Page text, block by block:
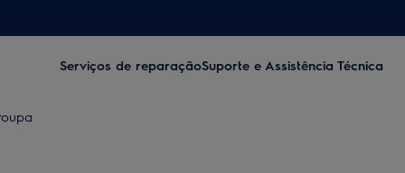
Serviços de reparaçãoSuporte e Assistência Técnica